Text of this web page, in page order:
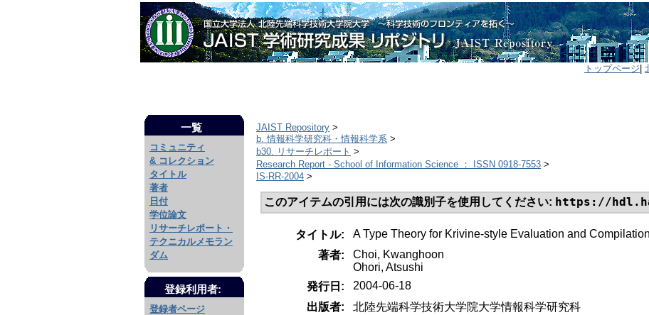
トップページ
一覧
コミュニティ
& コレクション
タイトル
著者
日付
学位論文
リサーチレポート・
テクニカルメモラン
ダム
登録利用者:
登録者ページ
JAIST Repository >
b. 情報科学研究科・情報科学系 >
b30. リサーチレポート >
Research Report - School of Information Science ： ISSN 0918-7553 >
IS-RR-2004 >
このアイテムの引用には次の識別子を使用してください: https://
タイトル:
A Type Theory for Krivine-style Evaluation and Compilation
著者:
Choi, Kwanghoon
Ohori, Atsushi
発行日:
2004-06-18
出版者:
北陸先端科学技術大学院大学情報科学研究科